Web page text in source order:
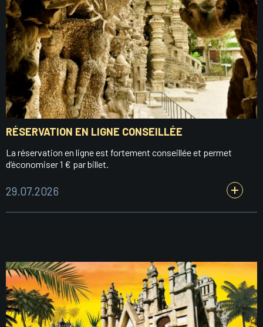
RÉSERVATION EN LIGNE CONSEILLÉE
La réservation en ligne est fortement conseillée et permet
d’économiser 1 € par billet.
29.07.2026